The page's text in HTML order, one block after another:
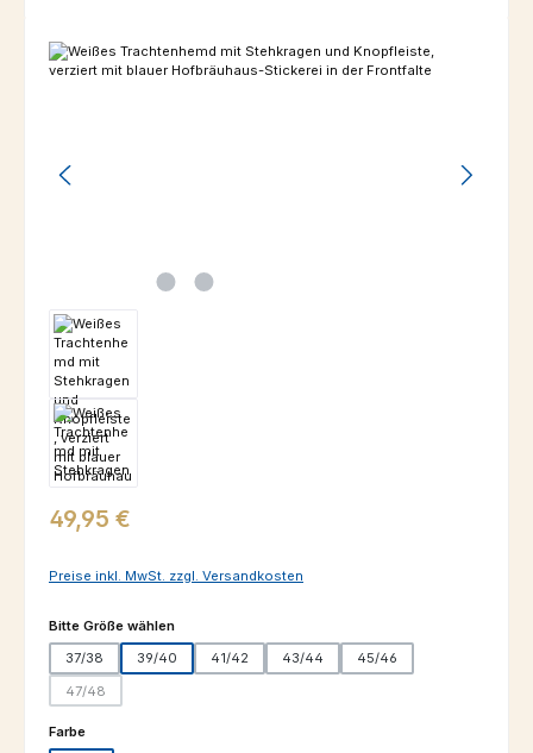
Bildergalerie überspringen
Regulärer Preis:
49,95 €
Preise inkl. MwSt. zzgl. Versandkosten
Bitte Größe wählenauswählen
37/38 39/40 41/42 43/44
45/46
47/48
(Diese Option ist zurzeit nicht verfügbar.)
Farbeauswählen